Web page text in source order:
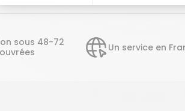
sous 48-72
Un service en